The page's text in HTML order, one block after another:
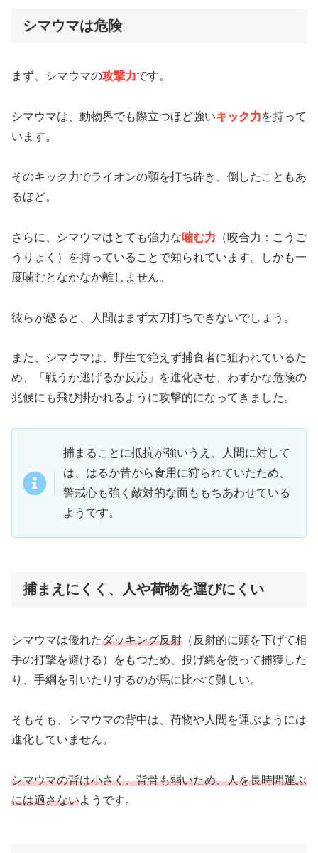
シマウマは危険
まず、シマウマの攻撃力です。
シマウマは、動物界でも際立つほど強いキック力を持って
います。
そのキック力でライオンの顎を打ち砕き、倒したこともあ
るほど。
さらに、シマウマはとても強力な噛む力 （咬合力：こうご
うりょく）を持っていることで知られています。しかも一
度噛むとなかなか離しません。
彼らが怒ると、人間はまず太刀打ちできないでしょう。
また、シマウマは、野生で絶えず捕食者に狙われているた
め、「戦うか逃げるか反応」を進化させ、わずかな危険の
兆候にも飛び掛かれるように攻撃的になってきました。
捕まることに抵抗が強いうえ、人間に対して
は、はるか昔から食用に狩られていたため、
警戒心も強く敵対的な面ももちあわせている
ようです。
捕まえにくく、人や荷物を運びにくい
シマウマは優れたダッキング反射 （反射的に頭を下げて相
手の打撃を避ける）をもつため、投げ縄を使って捕獲した
り、手綱を引いたりするのが馬に比べて難しい。
そもそも、シマウマの背中は、荷物や人間を運ぶようには
進化していません。
シマウマの背は小さく、背骨も弱いため、人を長時間運ぶ
には適さないようです。